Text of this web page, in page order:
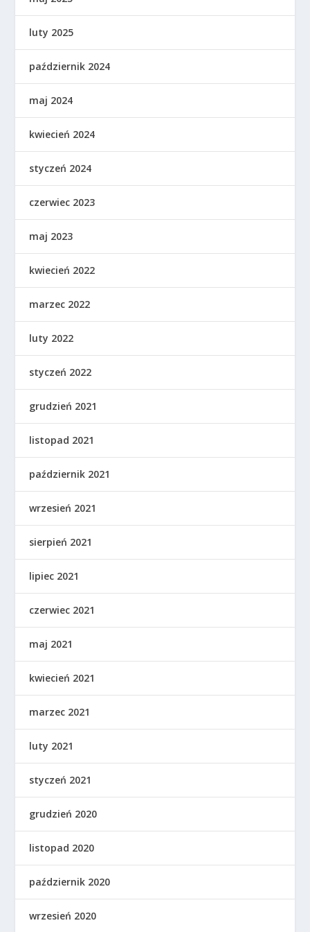
luty 2025
październik 2024
maj 2024
kwiecień 2024
styczeń 2024
czerwiec 2023
maj 2023
kwiecień 2022
marzec 2022
luty 2022
styczeń 2022
grudzień 2021
listopad 2021
październik 2021
wrzesień 2021
sierpień 2021
lipiec 2021
czerwiec 2021
maj 2021
kwiecień 2021
marzec 2021
luty 2021
styczeń 2021
grudzień 2020
listopad 2020
październik 2020
wrzesień 2020